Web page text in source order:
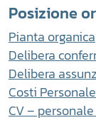
Posizione
Pianta organica
Delibera
Delibera
Costi
CV –